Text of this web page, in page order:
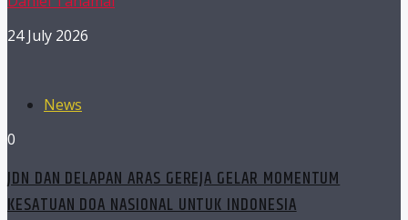
24 July 2026
News
0
JDN DAN DELAPAN ARAS GEREJA GELAR MOMENTUM
KESATUAN DOA NASIONAL UNTUK INDONESIA